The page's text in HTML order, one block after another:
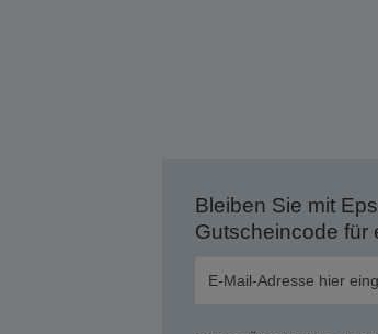
Bleiben Sie mit
Gutscheincode für